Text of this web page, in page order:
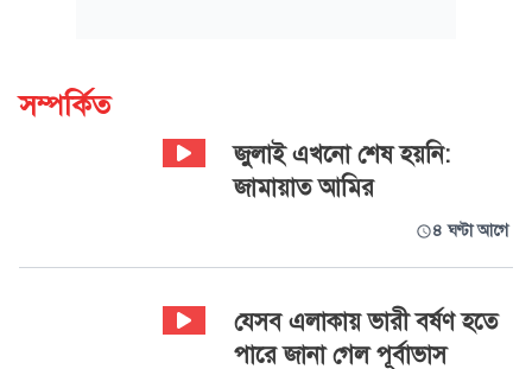
সম্পর্কিত
জুলাই এখনো শেষ হয়নি:
জামায়াত আমির
৪ ঘণ্টা আগে
যেসব এলাকায় ভারী বর্ষণ হতে
পারে জানা গেল পূর্বাভাস